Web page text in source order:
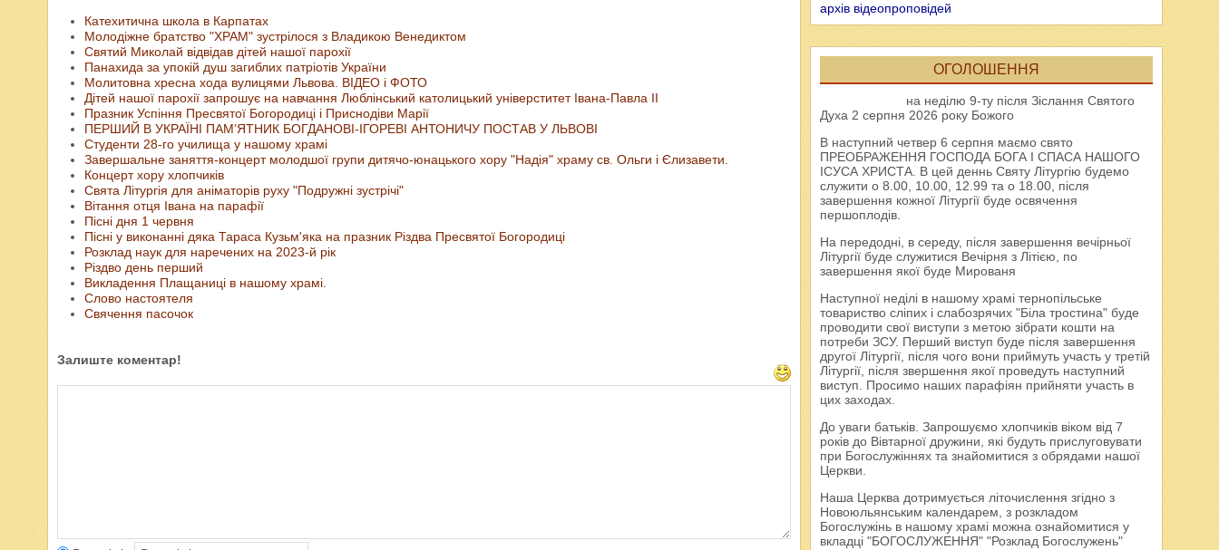
Катехитична школа в Карпатах
Молодіжне братство "ХРАМ" зустрілося з Владикою Венедиктом
Святий Миколай відвідав дітей нашої парохії
Панахида за упокій душ загиблих патріотів України
Молитовна хресна хода вулицями Львова. ВІДЕО і ФОТО
Дітей нашої парохії запрошує на навчання Люблінський католицький універститет Івана-Павла ІІ
Празник Успіння Пресвятої Богородиці і Приснодіви Марії
ПЕРШИЙ В УКРАЇНІ ПАМ’ЯТНИК БОГДАНОВІ-ІГОРЕВІ АНТОНИЧУ ПОСТАВ У ЛЬВОВІ
Студенти 28-го училища у нашому храмі
Завершальне заняття-концерт молодшої групи дитячо-юнацького хору "Надія" храму св. Ольги і Єлизавети.
Концерт хору хлопчиків
Свята Літургія для аніматорів руху "Подружні зустрічі"
Вітання отця Івана на парафії
Пісні дня 1 червня
Пісні у виконанні дяка Тараса Кузьм'яка на празник Різдва Пресвятої Богородиці
Розклад наук для наречених на 2023-й рік
Різдво день перший
Викладення Плащаниці в нашому храмі.
Слово настоятеля
Свячення пасочок
Залиште коментар!
архів відеопроповідей
ОГОЛОШЕННЯ
на неділю 9-ту після Зіслання Святого
Духа 2 серпня 2026 року Божого
В наступний четвер 6 серпня маємо свято
ПРЕОБРАЖЕННЯ ГОСПОДА БОГА І СПАСА НАШОГО
ІСУСА ХРИСТА. В цей деннь Святу Літургію будемо
служити о 8.00, 10.00, 12.99 та о 18.00, після
завершення кожної Літургії буде освячення
першоплодів.
На передодні, в середу, після завершення вечірньої
Літургії буде служитися Вечірня з Літією, по
завершення якої буде Мированя
Наступної неділі в нашому храмі тернопільське
товариство сліпих і слабозрячих "Біла тростина" буде
проводити свої виступи з метою зібрати кошти на
потреби ЗСУ. Перший виступ буде після завершення
другої Літургії, після чого вони приймуть участь у третій
Літургії, після звершення якої проведуть наступний
виступ. Просимо наших парафіян прийняти участь в
цих заходах.
До уваги батьків. Запрошуємо хлопчиків віком від 7
років до Вівтарної дружини, які будуть прислуговувати
при Богослужіннях та знайомитися з обрядами нашої
Церкви.
Наша Церква дотримується літочислення згідно з
Новоюльянським календарем, з розкладом
Богослужінь в нашому храмі можна ознайомитися у
вкладці "БОГОСЛУЖЕННЯ" "Розклад Богослужень"